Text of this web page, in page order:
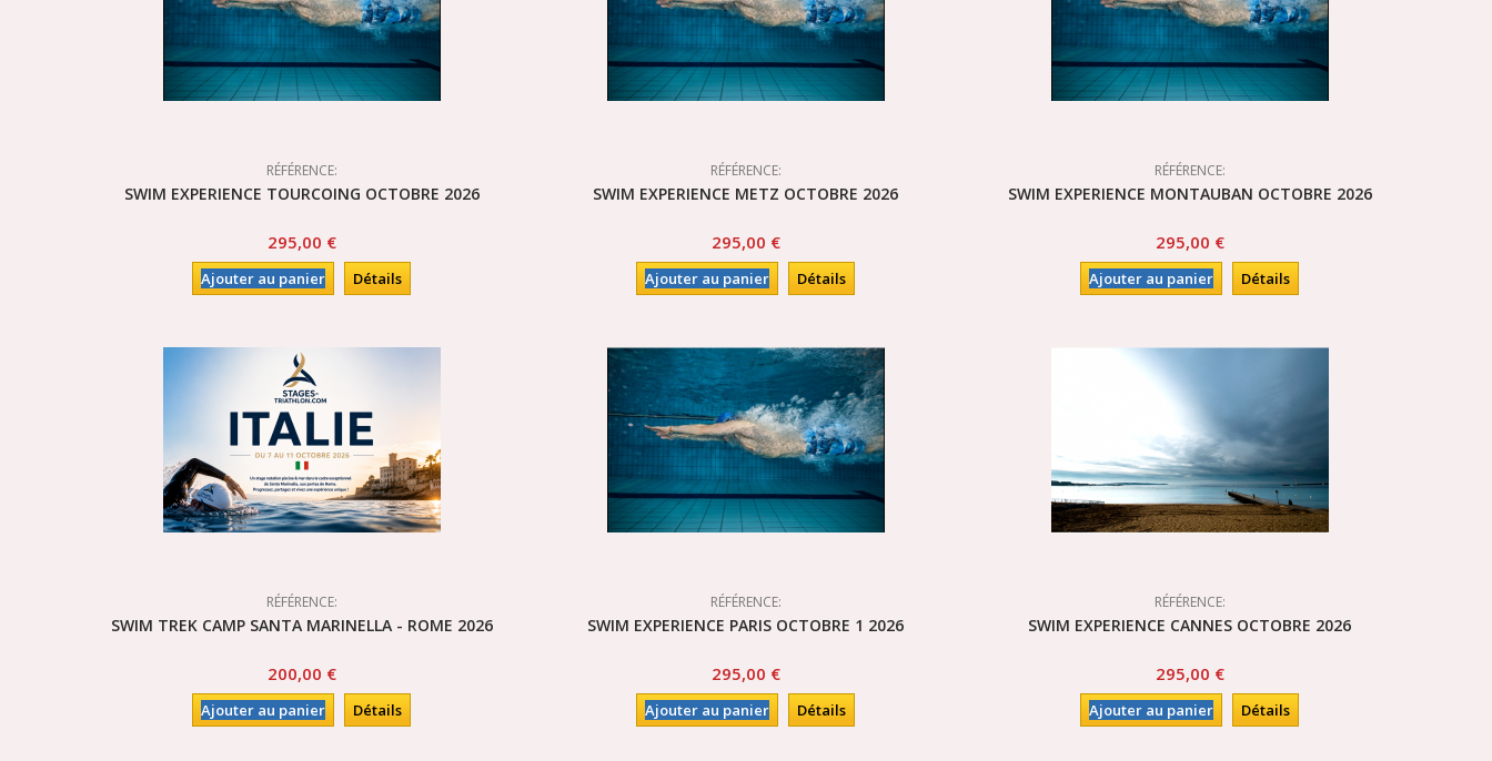
RÉFÉRENCE:
SWIM EXPERIENCE TOURCOING OCTOBRE 2026
295,00 €
Ajouter au panier Détails
RÉFÉRENCE:
SWIM EXPERIENCE METZ OCTOBRE 2026
295,00 €
Ajouter au panier Détails
RÉFÉRENCE:
SWIM EXPERIENCE MONTAUBAN OCTOBRE 2026
295,00 €
Ajouter au panier Détails
RÉFÉRENCE:
SWIM TREK CAMP SANTA MARINELLA - ROME 2026
200,00 €
Ajouter au panier Détails
RÉFÉRENCE:
SWIM EXPERIENCE PARIS OCTOBRE 1 2026
295,00 €
Ajouter au panier Détails
RÉFÉRENCE:
SWIM EXPERIENCE CANNES OCTOBRE 2026
295,00 €
Ajouter au panier Détails